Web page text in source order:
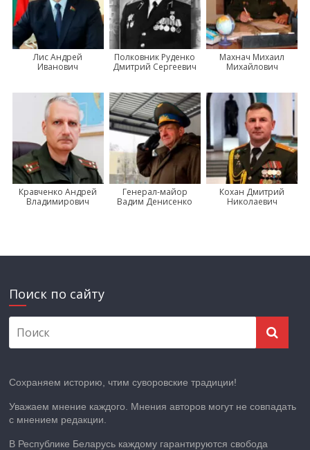
Лис Андрей
Иванович
Полковник Руденко
Дмитрий Сергеевич
Махнач Михаил
Михайлович
Кравченко Андрей
Владимирович
Генерал-майор
Вадим Денисенко
Кохан Дмитрий
Николаевич
Поиск по сайту
Сохраняем историю, чтим суворовские традиции!
Уважаем мнение каждого. Мнения авторов могут не совпадать
с мнением редакции.
В Республике Беларусь каждому гарантируются свобода